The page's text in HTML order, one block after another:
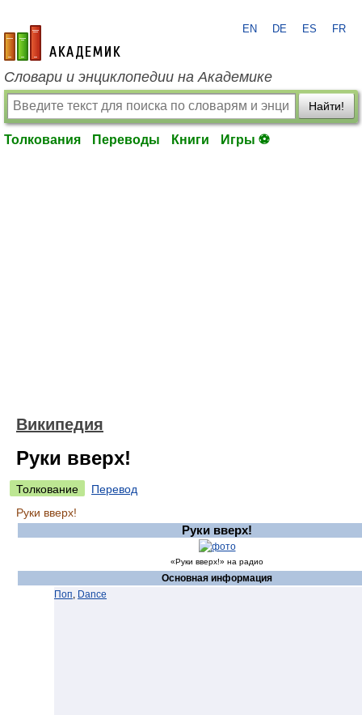
academic.ru
EN DE ES FR
Словари и энциклопедии на Академике
Найти!
Толкования Переводы Книги Игры ⚽
Википедия
Руки вверх!
Толкование
Перевод
Руки вверх!
Руки вверх!
«Руки вверх!» на радио
Основная информация
Поп, Dance